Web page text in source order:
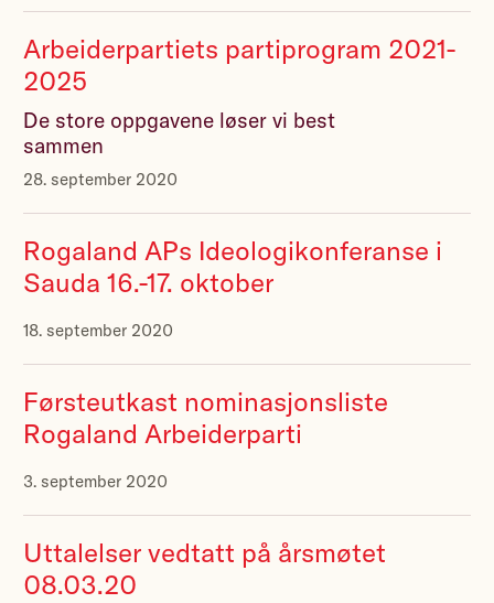
Arbeiderpartiets partiprogram 2021-
2025
28. september 2020
De store oppgavene løser vi best
sammen
Rogaland APs Ideologikonferanse i
Sauda 16.-17. oktober
18. september 2020
Førsteutkast nominasjonsliste
Rogaland Arbeiderparti
3. september 2020
Uttalelser vedtatt på årsmøtet
08.03.20